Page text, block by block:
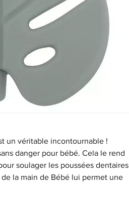
un véritable incontournable !
danger pour bébé. Cela le rend
soulager les poussées dentaires
la main de Bébé lui permet une